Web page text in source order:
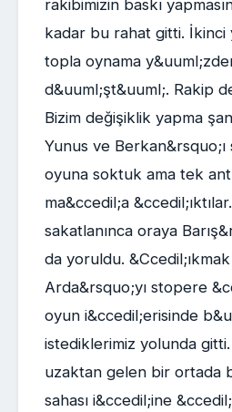
rakibimizin baskı
kadar bu rahat gitti. İkinci
topla oynama
d&uuml;şt&uuml;. Rakip
Bizim değişiklik yapma
Yunus ve
oyuna soktuk ama tek
ma&ccedil;a
sakatlanınca oraya
da yoruldu.
Arda&rsquo;yı stopere
oyun i&ccedil;erisinde
istediklerimiz yolunda
uzaktan gelen bir ortada
sahası i&ccedil;ine